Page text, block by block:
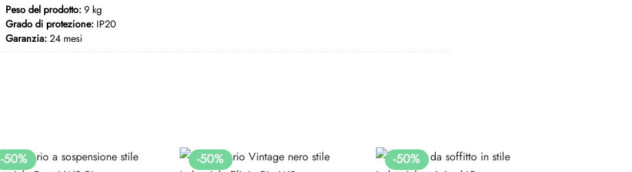
Peso del prodotto: 9 kg
Grado di protezione: IP20
Garanzia: 24 mesi
-50% -50% -50%